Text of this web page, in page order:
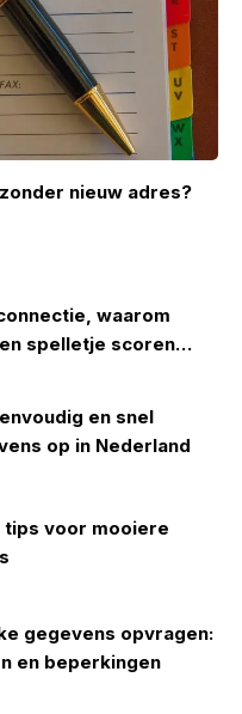
nieuw adres?
waarom
spelletje scoren
en snel
op in Nederland
tips voor mooiere
gegevens opvragen:
en beperkingen